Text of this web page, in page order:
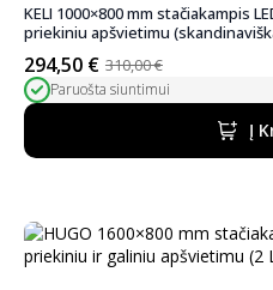
KELI 1000×800 mm stačiakampis
priekiniu apšvietimu
310,00€
Pradinė
kaina
buvo:
310,00 €.
294,50 €
Dabartinė
kaina
yra:
294,50 €.
Paruošta siuntimui
Į